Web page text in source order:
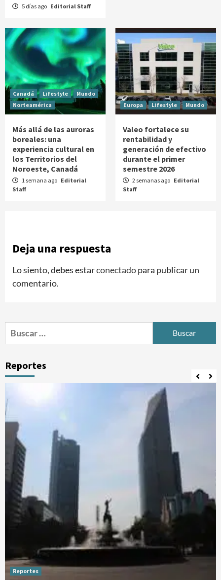
5 días ago Editorial Staff
Canadá Lifestyle
Mundo
Norteamérica
Más allá de las auroras
boreales: una
experiencia cultural en
los Territorios del
Noroeste, Canadá
1 semana ago Editorial
Staff
Europa Lifestyle Mundo
Valeo fortalece su
rentabilidad y
generación de efectivo
durante el primer
semestre 2026
2 semanas ago Editorial
Staff
Deja una respuesta
Lo siento, debes estarconectadopara publicar un
comentario.
Buscar:
Reportes
Reportes